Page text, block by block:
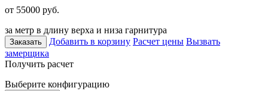
от 55000 руб.
за метр в длину верха и низа гарнитура
Заказать Добавить в корзину Расчет цены Вызвать
замерщика
Получить расчет
Выберите конфигурацию